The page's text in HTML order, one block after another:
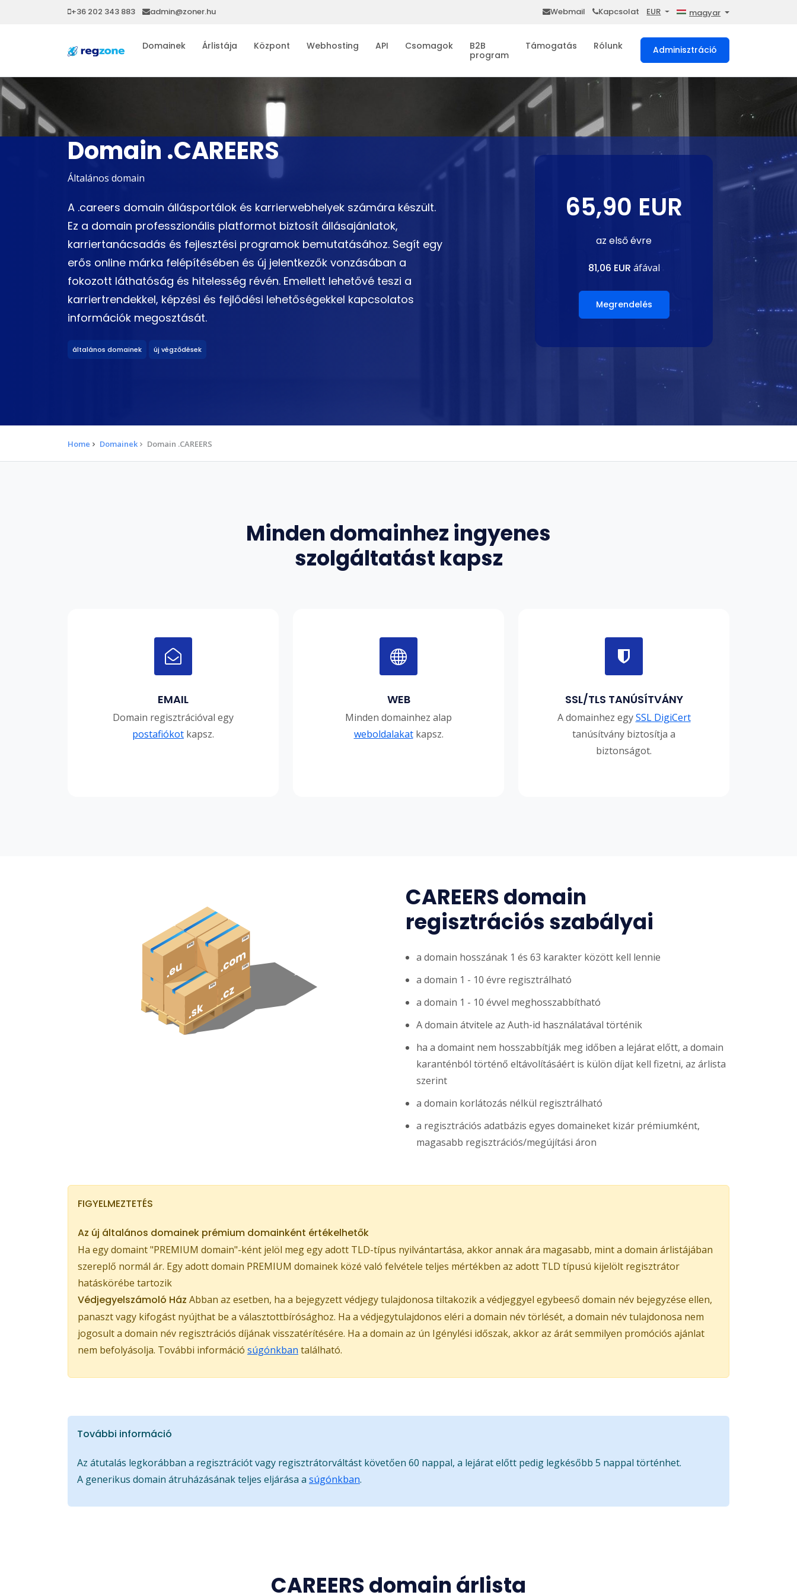
+36 202 343 883 admin@zoner.hu Webmail Kapcsolat EUR magyar
Domainek Árlistája Központ Webhosting API Csomagok
B2B
program
Támogatás Rólunk Adminisztráció
Domain .CAREERS
Általános domain
A .careers domain állásportálok és karrierwebhelyek számára készült.
Ez a domain professzionális platformot biztosít állásajánlatok,
karriertanácsadás és fejlesztési programok bemutatásához. Segít egy
erős online márka felépítésében és új jelentkezők vonzásában a
fokozott láthatóság és hitelesség révén. Emellett lehetővé teszi a
karriertrendekkel, képzési és fejlődési lehetőségekkel kapcsolatos
információk megosztását.
általános domainek új végződések
65,90 EUR
az első évre
81,06 EUR áfával
Megrendelés
Home Domainek Domain .CAREERS
Minden domainhez ingyenes
szolgáltatást kapsz
EMAIL
Domain regisztrációval egy
postafiókot kapsz.
WEB
Minden domainhez alap
weboldalakatkapsz.
SSL/TLS TANÚSÍTVÁNY
A domainhez egySSL DigiCert
tanúsítvány biztosítja a
biztonságot.
CAREERS domain
regisztrációs szabályai
a domain hosszának 1 és 63 karakter között kell lennie
a domain 1 - 10 évre regisztrálható
a domain 1 - 10 évvel meghosszabbítható
A domain átvitele az Auth-id használatával történik
ha a domaint nem hosszabbítják meg időben a lejárat előtt, a domain
karanténból történő eltávolításáért is külön díjat kell fizetni, az árlista
szerint
a domain korlátozás nélkül regisztrálható
a regisztrációs adatbázis egyes domaineket kizár prémiumként,
magasabb regisztrációs/megújítási áron
FIGYELMEZTETÉS
Az új általános domainek prémium domainként értékelhetők
Ha egy domaint "PREMIUM domain"-ként jelöl meg egy adott TLD-típus nyilvántartása, akkor annak ára magasabb, mint a domain árlistájában
szereplő normál ár. Egy adott domain PREMIUM domainek közé való felvétele teljes mértékben az adott TLD típusú kijelölt regisztrátor
hatáskörébe tartozik
Védjegyelszámoló Ház Abban az esetben, ha a bejegyzett védjegy tulajdonosa tiltakozik a védjeggyel egybeeső domain név bejegyzése ellen,
panaszt vagy kifogást nyújthat be a választottbírósághoz. Ha a védjegytulajdonos eléri a domain név törlését, a domain név tulajdonosa nem
jogosult a domain név regisztrációs díjának visszatérítésére. Ha a domain az ún Igénylési időszak, akkor az árát semmilyen promóciós ajánlat
nem befolyásolja. További információ súgónkban található.
További információ
Az átutalás legkorábban a regisztrációt vagy regisztrátorváltást követően 60 nappal, a lejárat előtt pedig legkésőbb 5 nappal történhet.
A generikus domain átruházásának teljes eljárása a súgónkban.
CAREERS domain árlista